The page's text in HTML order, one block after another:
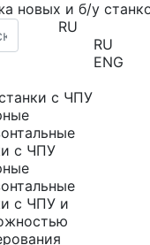
новых и б/у
RU
RU
ENG
с ЧПУ
с ЧПУ
с ЧПУ и